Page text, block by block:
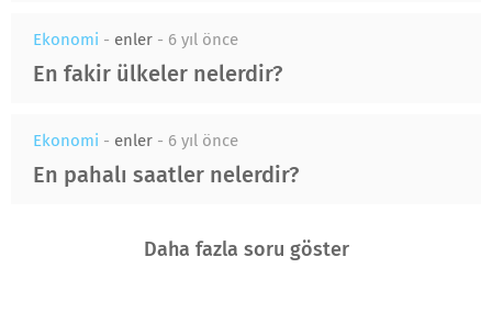
Ekonomi - enler - 6 yıl önce
En fakir ülkeler nelerdir?
Ekonomi - enler - 6 yıl önce
En pahalı saatler nelerdir?
Daha fazla soru göster